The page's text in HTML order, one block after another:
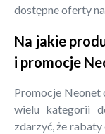
dostępne oferty
Na jakie
i promocje
Promocje Neonet
wielu kategorii
zdarzyć, że